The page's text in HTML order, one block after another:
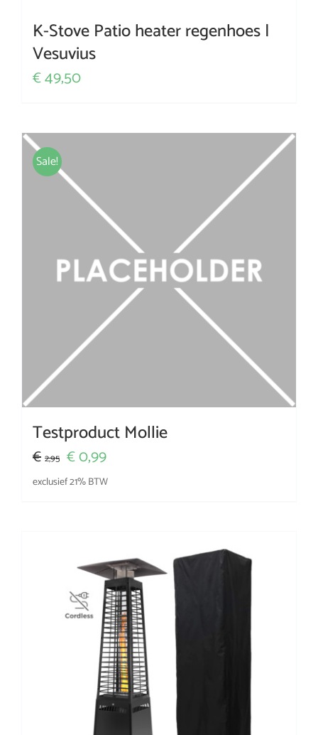
K-Stove Patio heater regenhoes |
Vesuvius
€49,50
Sale!
Testproduct Mollie
€ 2,95 Oorspronkelijke
prijs
€0,99Huidige
prijs
exclusief 21% BTW